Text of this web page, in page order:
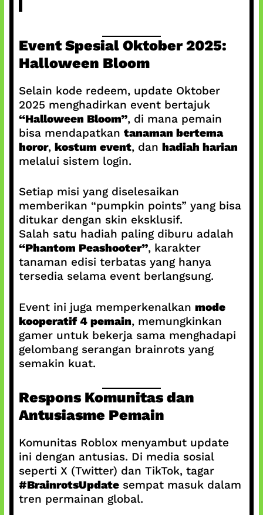
Event Spesial Oktober 2025:
Halloween Bloom
Selain kode redeem, update Oktober
2025 menghadirkan event bertajuk
“Halloween Bloom”, di mana pemain
bisa mendapatkan tanaman bertema
horor, kostum event, dan hadiah harian
melalui sistem login.
Setiap misi yang diselesaikan
memberikan “pumpkin points” yang bisa
ditukar dengan skin eksklusif.
Salah satu hadiah paling diburu adalah
“Phantom Peashooter”, karakter
tanaman edisi terbatas yang hanya
tersedia selama event berlangsung.
Event ini juga memperkenalkan mode
kooperatif 4 pemain, memungkinkan
gamer untuk bekerja sama menghadapi
gelombang serangan brainrots yang
semakin kuat.
Respons Komunitas dan
Antusiasme Pemain
Komunitas Roblox menyambut update
ini dengan antusias. Di media sosial
seperti X (Twitter) dan TikTok, tagar
#BrainrotsUpdatesempat masuk dalam
tren permainan global.